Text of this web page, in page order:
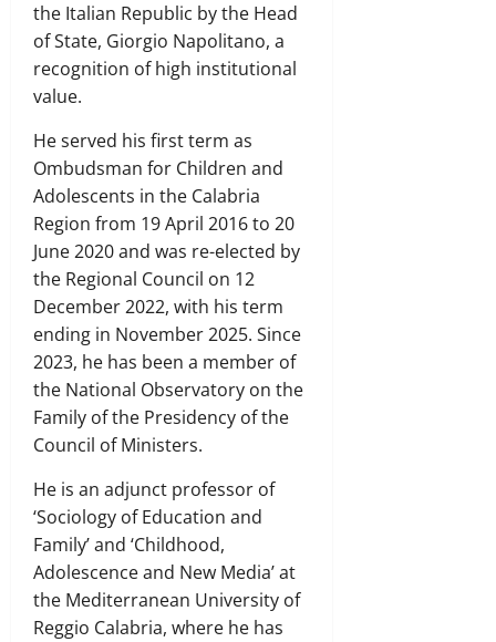
the Italian Republic by the Head
of State, Giorgio Napolitano, a
recognition of high institutional
value.
He served his first term as
Ombudsman for Children and
Adolescents in the Calabria
Region from 19 April 2016 to 20
June 2020 and was re-elected by
the Regional Council on 12
December 2022, with his term
ending in November 2025. Since
2023, he has been a member of
the National Observatory on the
Family of the Presidency of the
Council of Ministers.
He is an adjunct professor of
‘Sociology of Education and
Family’ and ‘Childhood,
Adolescence and New Media’ at
the Mediterranean University of
Reggio Calabria, where he has